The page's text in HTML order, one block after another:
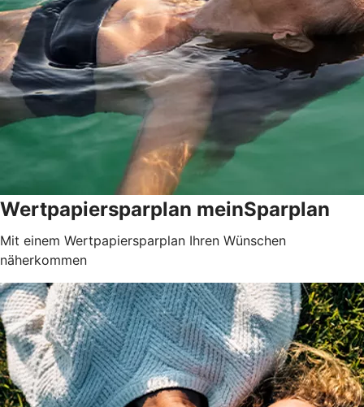
Wertpapiersparplan meinSparplan
Mit einem Wertpapiersparplan Ihren Wünschen
näherkommen